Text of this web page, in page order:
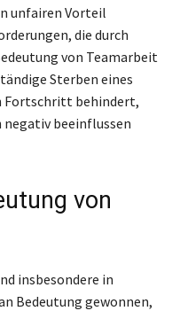
unfairen Vorteil
die durch
von Teamarbeit
Sterben eines
Fortschritt behindert,
negativ beeinflussen
von
insbesondere in
Bedeutung gewonnen,